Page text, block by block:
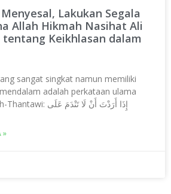
Lakukan Segala
Allah Hikmah Nasihat Ali
Keikhlasan dalam
sangat singkat namun memiliki
adalah perkataan ulama
besar Suriah, Ali Ath-Thantawi: إِذَا أَرَدْتَ أَنْ لَا تَنْدَمَ عَلَى
»